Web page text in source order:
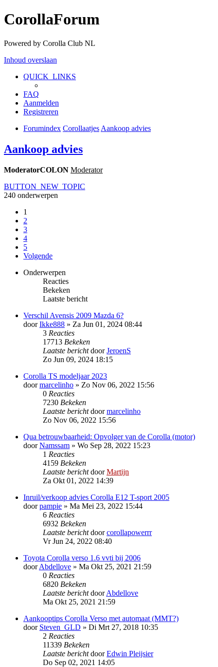
CorollaForum
Powered by Corolla Club NL
Inhoud overslaan
QUICK_LINKS
FAQ
Aanmelden
Registreren
Forumindex Corollaatjes Aankoop advies
Aankoop advies
ModeratorCOLON Moderator
BUTTON_NEW_TOPIC
240 onderwerpen
1
2
3
4
5
Volgende
Onderwerpen
Reacties
Bekeken
Laatste bericht
Verschil Avensis 2009 Mazda 6?
doorIkke888 » Za Jun 01, 2024 08:44
3 Reacties
17713 Bekeken
Laatste berichtdoorJeroenS
Zo Jun 09, 2024 18:15
Corolla TS modeljaar 2023
doormarcelinho » Zo Nov 06, 2022 15:56
0 Reacties
7230 Bekeken
Laatste berichtdoormarcelinho
Zo Nov 06, 2022 15:56
Qua betrouwbaarheid: Opvolger van de Corolla (motor)
doorNamssam » Wo Sep 28, 2022 15:23
1 Reacties
4159 Bekeken
Laatste berichtdoorMartijn
Za Okt 01, 2022 14:39
Inruil/verkoop advies Corolla E12 T-sport 2005
doorpampie » Ma Mei 23, 2022 15:44
6 Reacties
6932 Bekeken
Laatste berichtdoorcorollapowerrr
Vr Jun 24, 2022 08:40
Toyota Corolla verso 1.6 vvti bij 2006
doorAbdellove » Ma Okt 25, 2021 21:59
0 Reacties
6820 Bekeken
Laatste berichtdoorAbdellove
Ma Okt 25, 2021 21:59
Aankooptips Corolla Verso met automaat (MMT?)
door Steven_GLD » Di Mrt 27, 2018 10:35
2 Reacties
11339 Bekeken
Laatste berichtdoorEdwin Pleijsier
Do Sep 02, 2021 14:05